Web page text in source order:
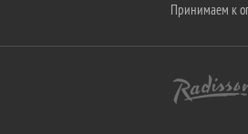
Принимаем к